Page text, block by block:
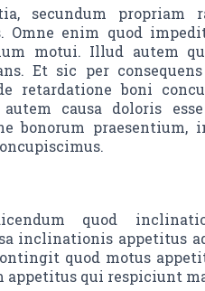
secundum propriam
Omne enim quod
motui. Illud autem
Et sic per
retardatione boni
causa doloris
bonorum praesentium,
quod
inclinationis appetitus
quod motus
appetitus qui respiciunt